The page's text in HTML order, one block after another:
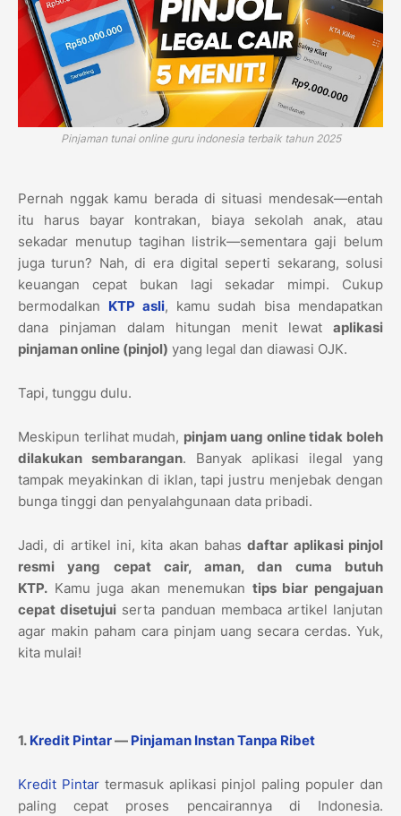
Pinjaman tunai online guru indonesia terbaik tahun 2025
Pernah nggak kamu berada di situasi mendesak—entah
itu harus bayar kontrakan, biaya sekolah anak, atau
sekadar menutup tagihan listrik—sementara gaji belum
juga turun? Nah, di era digital seperti sekarang, solusi
keuangan cepat bukan lagi sekadar mimpi. Cukup
bermodalkan KTP asli, kamu sudah bisa mendapatkan
dana pinjaman dalam hitungan menit lewat aplikasi
pinjaman online (pinjol) yang legal dan diawasi OJK.
Tapi, tunggu dulu.
Meskipun terlihat mudah, pinjam uang online tidak boleh
dilakukan sembarangan. Banyak aplikasi ilegal yang
tampak meyakinkan di iklan, tapi justru menjebak dengan
bunga tinggi dan penyalahgunaan data pribadi.
Jadi, di artikel ini, kita akan bahasdaftar aplikasi pinjol
resmi yang cepat cair, aman, dan cuma butuh
KTP. Kamu juga akan menemukan tips biar pengajuan
cepat disetujui serta panduan membaca artikel lanjutan
agar makin paham cara pinjam uang secara cerdas. Yuk,
kita mulai!
1. Kredit Pintar— Pinjaman Instan Tanpa Ribet
Kredit Pintartermasuk aplikasi pinjol paling populer dan
paling cepat proses pencairannya di Indonesia.